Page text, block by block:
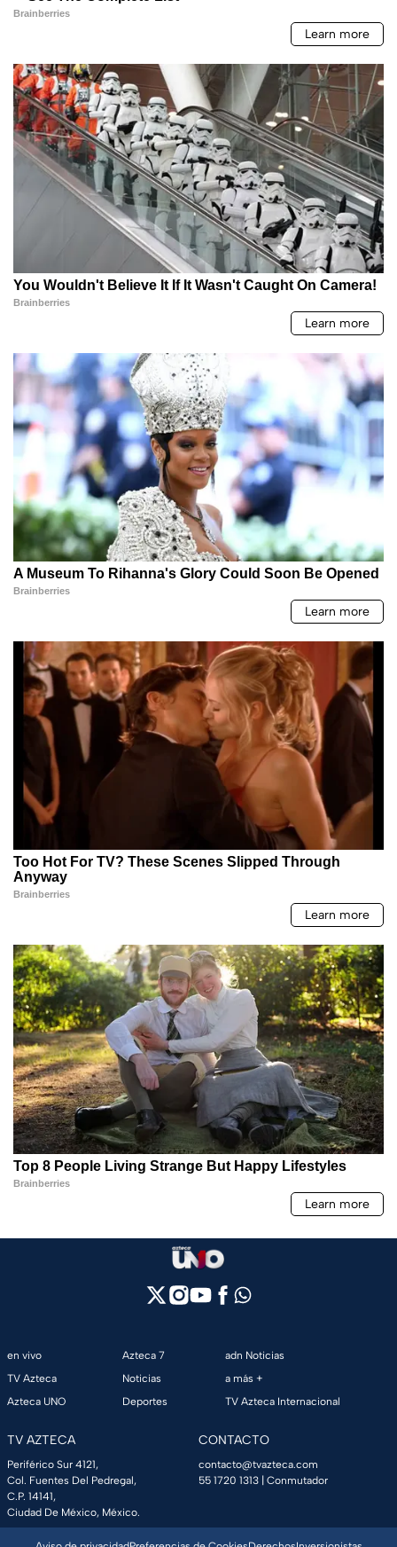
en vivo
TV Azteca
Azteca UNO
Azteca 7
Noticias
Deportes
adn Noticias
a más +
TV Azteca Internacional
TV AZTECA
Periférico Sur 4121,
Col. Fuentes Del Pedregal,
C.P. 14141,
Ciudad De México, México.
CONTACTO
contacto@tvazteca.com
55 1720 1313 | Conmutador